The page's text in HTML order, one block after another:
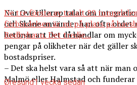
När Ove Ullerup talar om
och Skåne använder han ofta
betonar att det då handlar om
pengar på olikheter när det gäller
bostadspriser.
– Det ska helst vara så att när man
Malmö eller Halmstad och
De tre första av totalt 89
förbindelsen är nu på plats på
Rødbyhavn. Det tredje...
Øresund1 vecka sedan